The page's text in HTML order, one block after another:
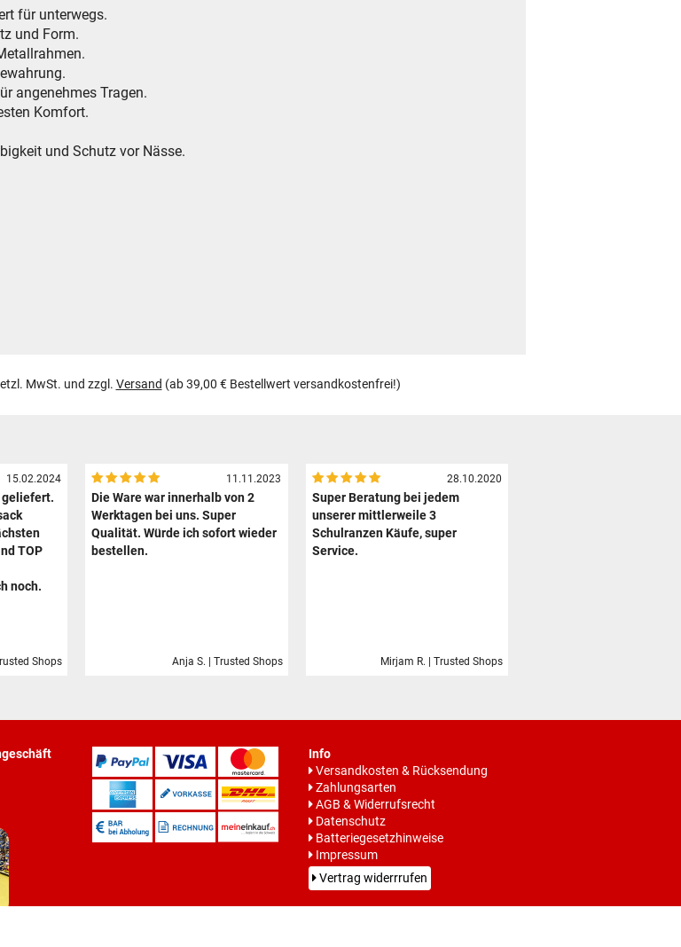
für unterwegs.
und Form.
angenehmes Tragen.
Komfort.
und Schutz vor Nässe.
MwSt. und zzgl. Versand (ab 39,00 € Bestellwert versandkostenfrei!)
15.02.2024
geliefert.
TOP
noch.
Shops
11.11.2023
Die Ware war innerhalb von 2
Werktagen bei uns. Super
Qualität. Würde ich sofort wieder
bestellen.
Anja S. | Trusted Shops
28.10.2020
Super Beratung bei jedem
unserer mittlerweile 3
Schulranzen Käufe, super
Service.
Mirjam R. | Trusted Shops
Info
Versandkosten & Rücksendung
Zahlungsarten
AGB & Widerrufsrecht
Datenschutz
Batteriegesetzhinweise
Impressum
Vertrag widerrrufen